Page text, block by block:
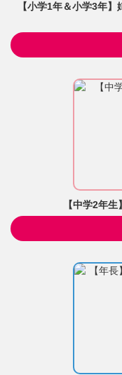
【小学1年＆小学3年
【中学2年